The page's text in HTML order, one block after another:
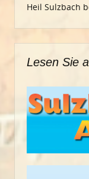
Heil Sulzbach
Lesen Sie